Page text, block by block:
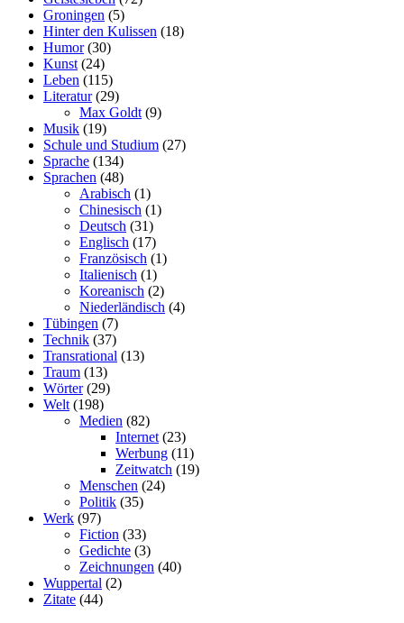
Groningen (5)
Hinter den Kulissen (18)
Humor(30)
Kunst (24)
Leben (115)
Literatur(29)
Max Goldt (9)
Musik (19)
Schule und Studium (27)
Sprache (134)
Sprachen (48)
Arabisch (1)
Chinesisch (1)
Deutsch (31)
Englisch (17)
Französisch (1)
Italienisch (1)
Koreanisch (2)
Niederländisch (4)
Tübingen (7)
Technik (37)
Transrational (13)
Traum (13)
Wörter(29)
Welt (198)
Medien (82)
Internet (23)
Werbung (11)
Zeitwatch (19)
Menschen (24)
Politik (35)
Werk (97)
Fiction (33)
Gedichte (3)
Zeichnungen (40)
Wuppertal (2)
Zitate (44)